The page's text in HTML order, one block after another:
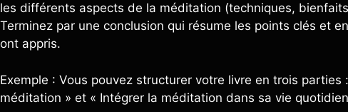
les différents aspects de la méditation (techniques,
Terminez par une conclusion qui résume les points clés et
ont appris.
Exemple : Vous pouvez structurer votre livre en trois
méditation » et « Intégrer la méditation dans sa vie